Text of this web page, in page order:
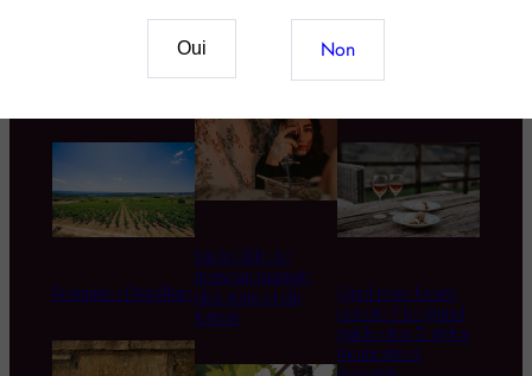
Domaine d’Aupilhac
Cépages
Vin & CBD : Le
nouveau mariage
des sens et du
terroir
Accords mets
& vins
Quel rosé boire
cet été ? Le grand
guide des 5 styles,
moments et
Oui Non